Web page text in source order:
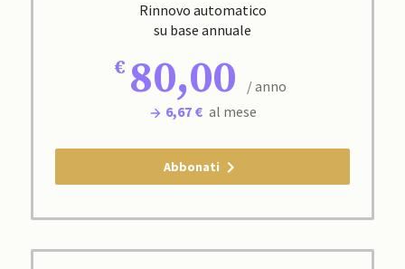
Rinnovo automatico
su base annuale
80,00
/ anno
6,67 € al mese
Abbonati